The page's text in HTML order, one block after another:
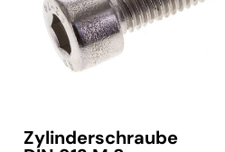
Zylinderschraube